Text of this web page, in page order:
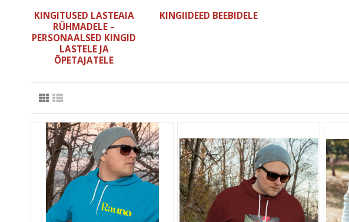
KINGITUSED LASTEAIA
RÜHMADELE –
PERSONAALSED KINGID
LASTELE JA
ÕPETAJATELE
KINGIIDEED BEEBIDELE